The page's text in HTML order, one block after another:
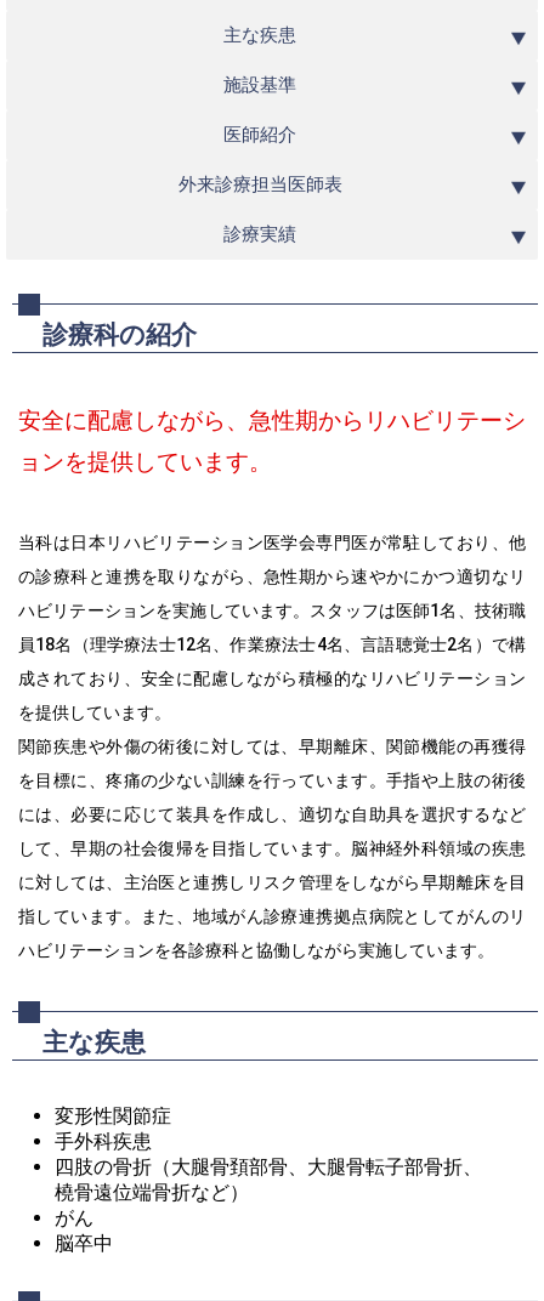
主な疾患
施設基準
医師紹介
外来診療担当医師表
診療実績
診療科の紹介
安全に配慮しながら、急性期からリハビリテーシ
ョンを提供しています。
当科は日本リハビリテーション医学会専門医が常駐しており、他
の診療科と連携を取りながら、急性期から速やかにかつ適切なリ
ハビリテーションを実施しています。スタッフは医師1名、技術職
員18名（理学療法士12名、作業療法士4名、言語聴覚士2名）で構
成されており、安全に配慮しながら積極的なリハビリテーション
を提供しています。
関節疾患や外傷の術後に対しては、早期離床、関節機能の再獲得
を目標に、疼痛の少ない訓練を行っています。手指や上肢の術後
には、必要に応じて装具を作成し、適切な自助具を選択するなど
して、早期の社会復帰を目指しています。脳神経外科領域の疾患
に対しては、主治医と連携しリスク管理をしながら早期離床を目
指しています。また、地域がん診療連携拠点病院としてがんのリ
ハビリテーションを各診療科と協働しながら実施しています。
主な疾患
変形性関節症
手外科疾患
四肢の骨折（大腿骨頚部骨、大腿骨転子部骨折、
橈骨遠位端骨折など）
がん
脳卒中